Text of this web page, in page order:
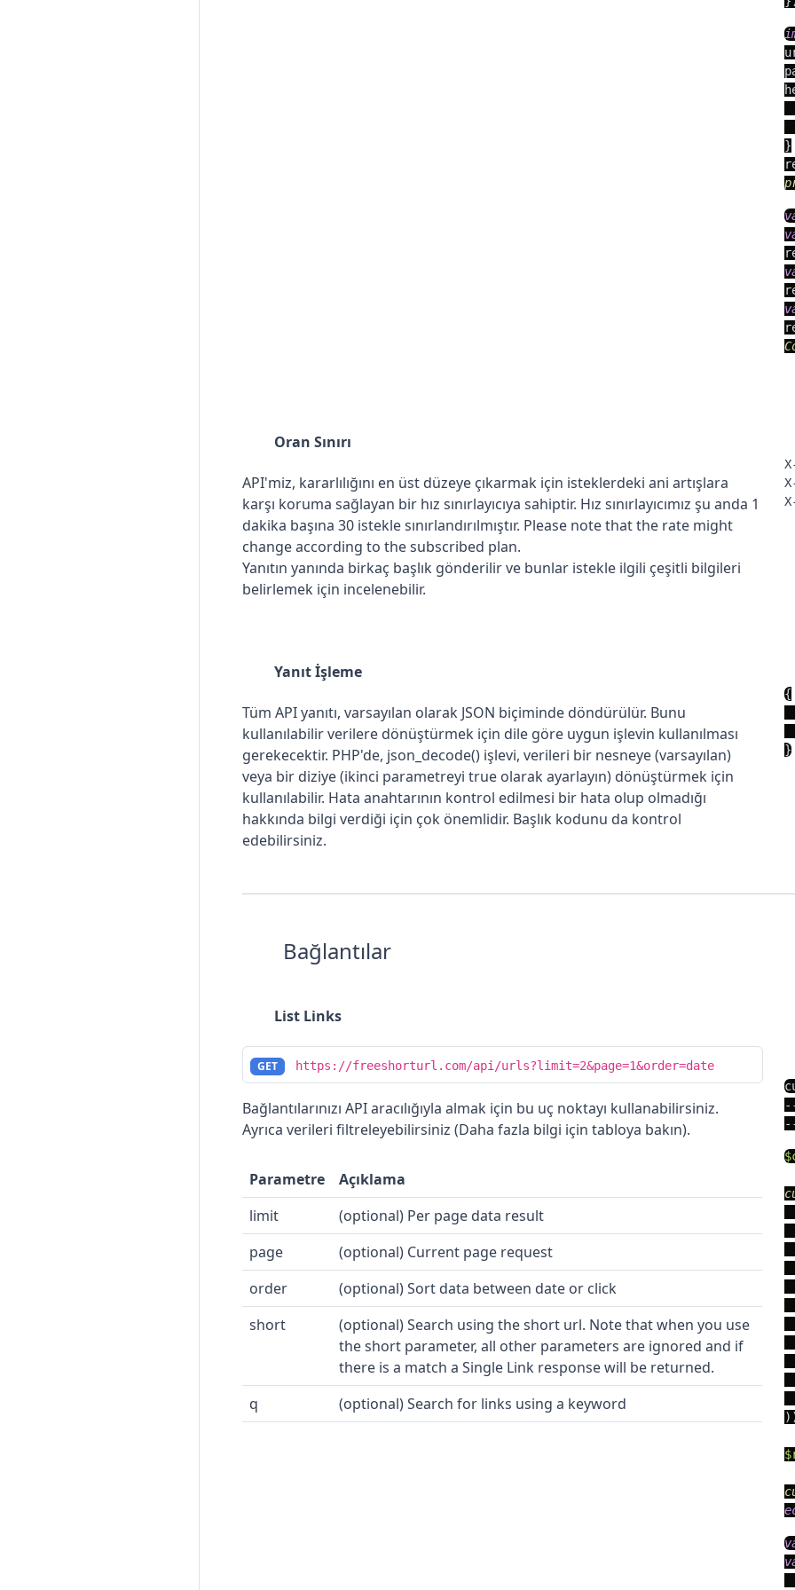
}
Oran Sınırı
API'miz, kararlılığını en üst düzeye çıkarmak için isteklerdeki ani artışlara
karşı koruma sağlayan bir hız sınırlayıcıya sahiptir. Hız sınırlayıcımız şu anda 1
dakika başına 30 istekle sınırlandırılmıştır. Please note that the rate might
change according to the subscribed plan.
Yanıtın yanında birkaç başlık gönderilir ve bunlar istekle ilgili çeşitli bilgileri
belirlemek için incelenebilir.
Yanıt İşleme
Tüm API yanıtı, varsayılan olarak JSON biçiminde döndürülür. Bunu
kullanılabilir verilere dönüştürmek için dile göre uygun işlevin kullanılması
gerekecektir. PHP'de, json_decode() işlevi, verileri bir nesneye (varsayılan)
veya bir diziye (ikinci parametreyi true olarak ayarlayın) dönüştürmek için
kullanılabilir. Hata anahtarının kontrol edilmesi bir hata olup olmadığı
hakkında bilgi verdiği için çok önemlidir. Başlık kodunu da kontrol
edebilirsiniz.
{
}
Bağlantılar
List Links
GET https://freeshorturl.com/api/urls?limit=2&page=1&order=date
Bağlantılarınızı API aracılığıyla almak için bu uç noktayı kullanabilirsiniz.
Ayrıca verileri filtreleyebilirsiniz (Daha fazla bilgi için tabloya bakın).
Parametre
Açıklama
limit
(optional) Per page data result
page
(optional) Current page request
order
(optional) Sort data between date or click
short
(optional) Search using the short url. Note that when you use
the short parameter, all other parameters are ignored and if
there is a match a Single Link response will be returned.
q
(optional) Search for links using a keyword